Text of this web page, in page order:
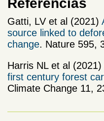
Referencias
Gatti, LV et al (2021)
source linked to
change. Nature 595,
Harris NL et al (2021)
first century forest
Climate Change 11,